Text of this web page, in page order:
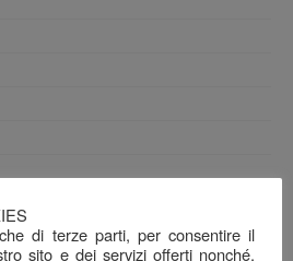
di terze parti, per consentire il
sito e dei servizi offerti nonché,